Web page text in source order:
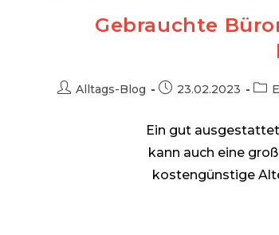
Gebrauchte
Beitrags-
Alltags-Blog
Beitrag23.02.2023
Ein gut
kann auch eine
kostengünstige